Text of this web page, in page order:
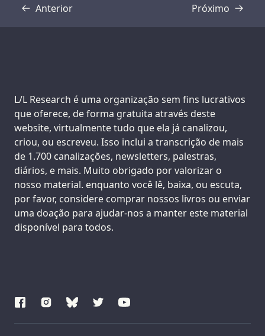
Anterior
Transcrição Próximo
Transcrição
Support us:
L/L Research é uma organização sem fins lucrativos
que oferece, de forma gratuita através deste
website, virtualmente tudo que ela já canalizou,
criou, ou escreveu. Isso inclui a transcrição de mais
de 1.700 canalizações, newsletters, palestras,
diários, e mais. Muito obrigado por valorizar o
nosso material. enquanto você lê, baixa, ou escuta,
por favor, considere comprar nossos livros ou enviar
uma doação para ajudar-nos a manter este material
disponível para todos.